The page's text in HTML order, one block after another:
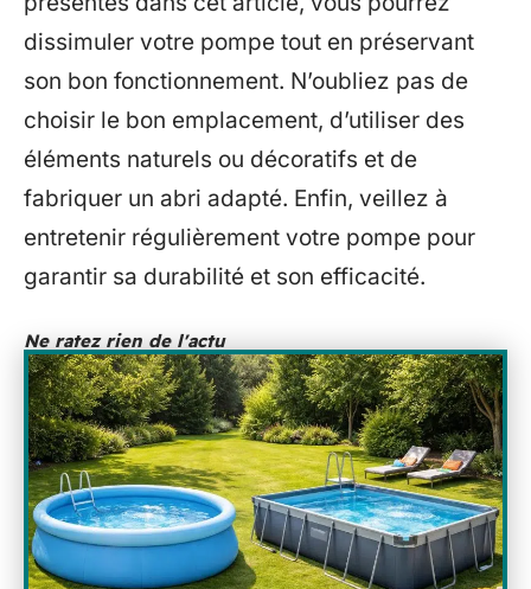
dissimuler votre pompe tout en préservant
son bon fonctionnement. N’oubliez pas de
choisir le bon emplacement, d’utiliser des
éléments naturels ou décoratifs et de
fabriquer un abri adapté. Enfin, veillez à
entretenir régulièrement votre pompe pour
garantir sa durabilité et son efficacité.
Ne ratez rien de l'actu